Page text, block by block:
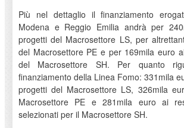
Più nel dettaglio il finanziamento
Modena e Reggio Emilia andrà per
progetti del Macrosettore LS, per
del Macrosettore PE e per 169mila euro
del Macrosettore SH. Per quanto
finanziamento della Linea Fomo: 331mila
progetti del Macrosettore LS, 326mila
Macrosettore PE e 281mila euro ai
selezionati per il Macrosettore SH.